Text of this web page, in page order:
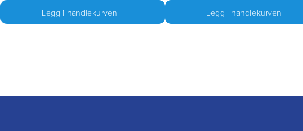
Legg i handlekurven Legg i handlekurven